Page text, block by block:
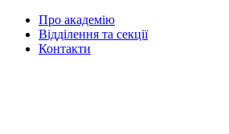
Про академію
Відділення та секції
Контакти